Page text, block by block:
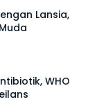
Lansia,
WHO